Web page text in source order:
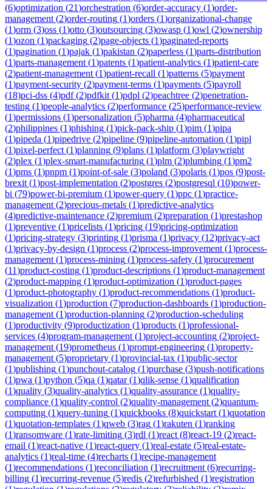
(6)optimization (21)orchestration (6)order-accuracy (1)order-
management (2)order-routing (1)orders (1)organizational-change
(1)orm (3)oss (1)otto (3)outsourcing (3)owasp (1)owl (2)ownership
(1)ozon (1)packaging (2)page-objects (1)paginated-reports
(1)pagination (1)pajak (1)pakistan (2)paperless (1)parts-distribution
(1)parts-management (1)patents (1)patient-analytics (1)patient-care
(2)patient-management (1)patient-recall (1)patterns (5)payment
(1)payment-security (2)payment-terms (1)payments (5)payroll
(18)pci-dss (4)pdf(2)pdfkit (1)pdpl (2)peachtree (2)penetration-
testing (1)people-analytics (2)performance (25)performance-review
(1)permissions (1)personalization (5)pharma (4)pharmaceutical
(2)philippines (1)phishing (1)pick-pack-ship (1)pim (1)pipa
(1)pipeda (1)pipedrive (2)pipeline (9)pipeline-automation (1)pipl
(1)pixel-perfect (1)planning (9)plans (1)platform (3)playwright
(2)plex (1)plex-smart-manufacturing (1)plm (2)plumbing (1)pm2
(1)pms (1)pnpm (1)point-of-sale (3)poland (3)polaris (1)pos (9)post-
brexit (1)post-implementation (2)postgres (2)postgresql (10)power-
bi (79)power-bi-premium (1)power-query (1)ppc (1)practice-
management (2)precious-metals (1)predictive-analytics
(4)predictive-maintenance (2)premium (2)preparation (1)prestashop
(1)preventive (1)pricelists (1)pricing (19)pricing-optimization
(1)pricing-strategy (3)printing (1)prisma (1)privacy (12)privacy-act
(1)privacy-by-design (1)process (2)process-improvement (1)process-
management (1)process-mining (1)process-safety (1)procurement
(11)product-costing (1)product-descriptions (1)product-management
(2)product-mapping (1)product-optimization (1)product-pages
(1)product-photography (1)product-recommendations (1)product-
visualization (1)production (7)production-dashboards (1)production-
management (1)production-planning (2)production-scheduling
(1)productivity (9)productization (1)products (1)professional-
services (4)program-management (1)project-accounting (2)project-
management (19)prometheus (1)prompt-engineering (1)property-
management (5)proprietary (1)provincial-tax (1)public-sector
(1)publishing (1)punchout-catalog (1)purchase (3)push-notifications
(1)pwa (1)python (5)qa (1)qatar(1)qlik-sense (1)qualification
(1)quality (3)quality-analytics (1)quality-assurance (1)quality-
compliance (1)quality-control (2)quality-management (2)quantum-
computing (1)query-tuning (1)quickbooks (8)quickstart (1)quotation
(1)quotation-templates (1)qweb (3)rag (1)rakuten (1)ranking
(1)ransomware (1)rate-limiting (3)rdl (1)react (8)react-19 (2)react-
email (1)react-native (1)react-query (1)real-estate (5)real-estate-
analytics (1)real-time (4)recharts (1)recipe-management
(1)recommendations (1)reconciliation (1)recruitment (6)recurring-
billing (1)recurring-revenue (5)redis (2)refurbished (1)registration